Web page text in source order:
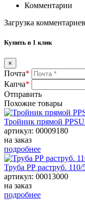
Комментарии
Загрузка
Купить в 1 клик
×
Почта*
Капча*
Отправить
Похожие товары
Тройник прямой
артикул: 00009180
на заказ
подробнее
Труба РР раструб.
артикул: 00013000
на заказ
подробнее